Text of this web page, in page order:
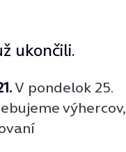
ukončili.
V pondelok 25.
výhercov,